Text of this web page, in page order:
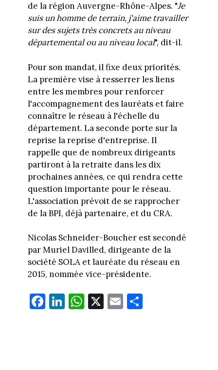
de la région Auvergne-Rhône-Alpes. "Je
suis un homme de terrain, j'aime travailler
sur des sujets très concrets au niveau
départemental ou au niveau local", dit-il.
Pour son mandat, il fixe deux priorités.
La première vise à resserrer les liens
entre les membres pour renforcer
l'accompagnement des lauréats et faire
connaître le réseau à l'échelle du
département. La seconde porte sur la
reprise la reprise d'entreprise. Il
rappelle que de nombreux dirigeants
partiront à la retraite dans les dix
prochaines années, ce qui rendra cette
question importante pour le réseau.
L'association prévoit de se rapprocher
de la BPI, déjà partenaire, et du CRA.
Nicolas Schneider-Boucher est secondé
par Muriel Davilled, dirigeante de la
société SOLA et lauréate du réseau en
2015, nommée vice-présidente.
Fa
ce
Li
nk
W
ha
X E
m
Pa
rt